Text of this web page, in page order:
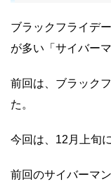
ブラックフライデ
が多い「サイバー
前回は、ブラック
た。
今回は、12月上旬
前回のサイバーマ